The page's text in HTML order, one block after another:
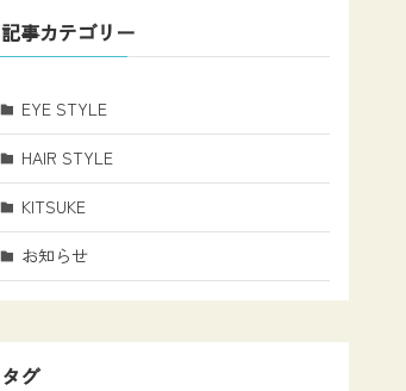
記事カテゴリー
EYE STYLE
HAIR STYLE
KITSUKE
お知らせ
タグ